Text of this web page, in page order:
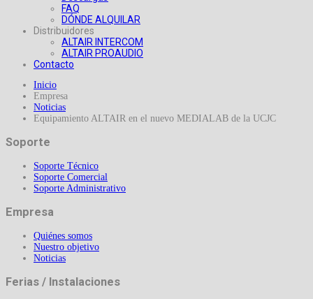
FAQ
DÓNDE ALQUILAR
Distribuidores
ALTAIR INTERCOM
ALTAIR PROAUDIO
Contacto
Inicio
Empresa
Noticias
Equipamiento ALTAIR en el nuevo MEDIALAB de la UCJC
Soporte
Soporte Técnico
Soporte Comercial
Soporte Administrativo
Empresa
Quiénes somos
Nuestro objetivo
Noticias
Ferias / Instalaciones